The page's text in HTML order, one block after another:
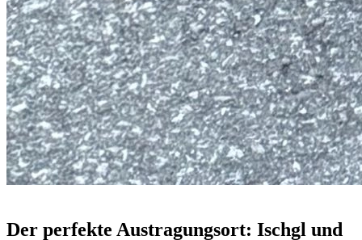
Der perfekte Austragungsort: Ischgl und